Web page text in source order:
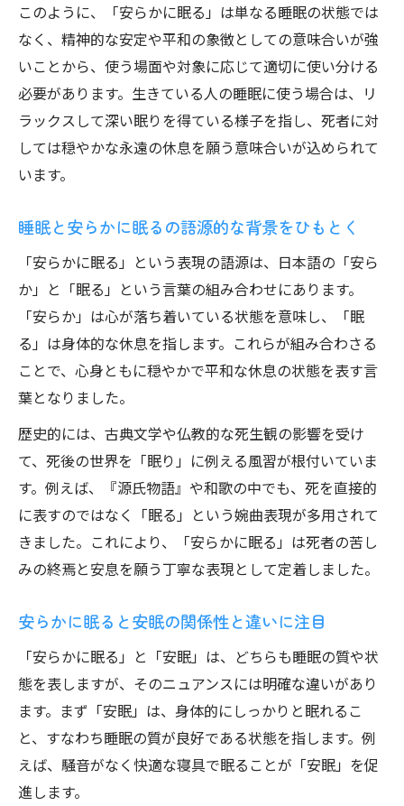
比較
安らかに眠る表現と睡眠の境界線を考える
安らかに眠ると睡眠のイメージの違いを探る
安らかに眠ると一般的な睡眠の印象を比較
睡眠が持つ安らかさと安らかに眠るの違い
安らかに眠ると睡眠の心理的な受け止め方
の差
睡眠と安らかに眠るのニュアンスを丁寧に
解説
安らかに眠るを英語表現へどう訳すか考察
安らかに眠ると睡眠の英語表現の違いを比
較
sleep peacefullyとrest in peaceの使い分け
安らかに眠るの英語訳と睡眠イメージの違
い
英語で伝える安らかに眠ると睡眠のニュア
ンス
安らかに眠る関連の英語慣用句と睡眠表現
広辞苑に載る安らかに眠るの用法を検証
辞書で扱う安らかに眠るの用例と睡眠表現
広辞苑の解説から読み解く安らかに眠ると
睡眠
安らかに眠るの辞書的用法と睡眠表現の違
このように、「安らかに眠る」は単なる睡眠の状態では
なく、精神的な安定や平和の象徴としての意味合いが強
いことから、使う場面や対象に応じて適切に使い分ける
必要があります。生きている人の睡眠に使う場合は、リ
ラックスして深い眠りを得ている様子を指し、死者に対
しては穏やかな永遠の休息を願う意味合いが込められて
います。
睡眠と安らかに眠るの語源的な背景をひもとく
「安らかに眠る」という表現の語源は、日本語の「安ら
か」と「眠る」という言葉の組み合わせにあります。
「安らか」は心が落ち着いている状態を意味し、「眠
る」は身体的な休息を指します。これらが組み合わさる
ことで、心身ともに穏やかで平和な休息の状態を表す言
葉となりました。
歴史的には、古典文学や仏教的な死生観の影響を受け
て、死後の世界を「眠り」に例える風習が根付いていま
す。例えば、『源氏物語』や和歌の中でも、死を直接的
に表すのではなく「眠る」という婉曲表現が多用されて
きました。これにより、「安らかに眠る」は死者の苦し
みの終焉と安息を願う丁寧な表現として定着しました。
安らかに眠ると安眠の関係性と違いに注目
「安らかに眠る」と「安眠」は、どちらも睡眠の質や状
態を表しますが、そのニュアンスには明確な違いがあり
ます。まず「安眠」は、身体的にしっかりと眠れるこ
と、すなわち睡眠の質が良好である状態を指します。例
えば、騒音がなく快適な寝具で眠ることが「安眠」を促
進します。